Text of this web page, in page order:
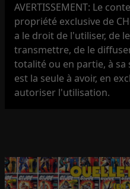
AVERTISSEMENT: Le
propriété exclusive de
a le droit de l'utiliser, de
transmettre, de le
totalité ou en partie, à sa
est la seule à avoir, en
autoriser l'utilisation.